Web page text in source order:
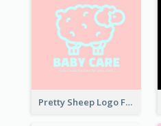
Pretty Sheep Logo For Baby Care Products